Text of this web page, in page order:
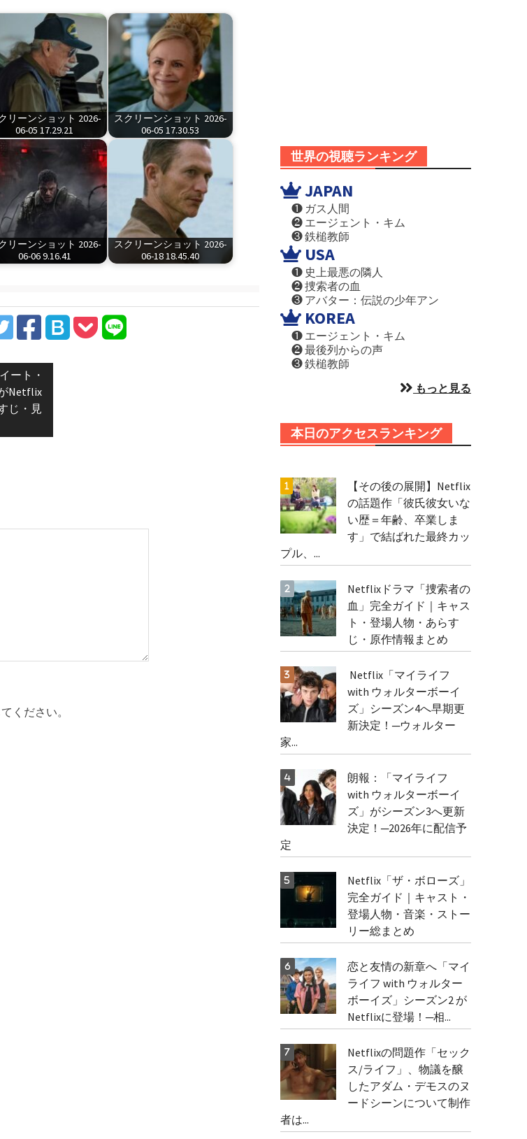
リーンショット 2026-
06-05 17.29.21
スクリーンショット 2026-
06-05 17.30.53
リーンショット 2026-
06-06 9.16.41
スクリーンショット 2026-
06-18 18.45.40
ート・
Netflix
じ・見
ください。
世界の視聴ランキング
JAPAN
❶ ガス人間
❷ エージェント・キム
❸ 鉄槌教師
USA
❶ 史上最悪の隣人
❷ 捜索者の血
❸ アバター：伝説の少年アン
KOREA
❶ エージェント・キム
❷ 最後列からの声
❸ 鉄槌教師
もっと見る
本日のアクセスランキング
【その後の展開】Netflix
の話題作「彼氏彼女いな
い歴＝年齢、卒業しま
す」で結ばれた最終カッ
プル、...
Netflixドラマ「捜索者の
血」完全ガイド｜キャス
ト・登場人物・あらす
じ・原作情報まとめ
Netflix「マイライフ
with ウォルターボーイ
ズ」シーズン4へ早期更
新決定！─ウォルター
家...
朗報：「マイライフ
with ウォルターボーイ
ズ」がシーズン3へ更新
決定！─2026年に配信予
定
Netflix「ザ・ボローズ」
完全ガイド｜キャスト・
登場人物・音楽・ストー
リー総まとめ
恋と友情の新章へ「マイ
ライフ with ウォルター
ボーイズ」シーズン2 が
Netflixに登場！─相...
Netflixの問題作「セック
ス/ライフ」、物議を醸
したアダム・デモスのヌ
ードシーンについて制作
者は...